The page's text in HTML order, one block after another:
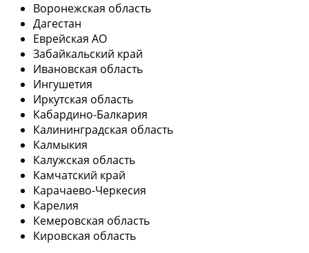
Воронежская область
Дагестан
Еврейская АО
Забайкальский край
Ивановская область
Ингушетия
Иркутская область
Кабардино-Балкария
Калининградская область
Калмыкия
Калужская область
Камчатский край
Карачаево-Черкесия
Карелия
Кемеровская область
Кировская область